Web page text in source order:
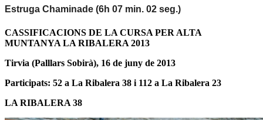
Estruga Chaminade (6h 07 min. 02 seg.)
CASSIFICACIONS DE LA CURSA PER ALTA
MUNTANYA LA RIBALERA 2013
Tirvia (Palllars Sobirà), 16 de juny de 2013
Participats: 52 a La Ribalera 38 i 112 a La Ribalera 23
LA RIBALERA 38